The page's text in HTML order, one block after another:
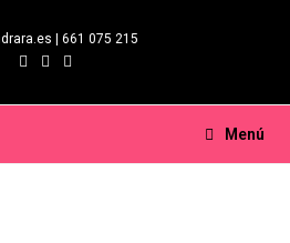
| 661 075 215
Menú